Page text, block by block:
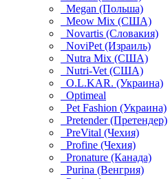
Megan (Польша)
Meow Mix (США)
Novartis (Словакия)
NoviPet (Израиль)
Nutra Mix (США)
Nutri-Vet (США)
O.L.KAR. (Украина)
Optimeal
Pet Fashion (Украина)
Pretender (Претендер)
PreVital (Чехия)
Profine (Чехия)
Pronature (Канада)
Purina (Венгрия)